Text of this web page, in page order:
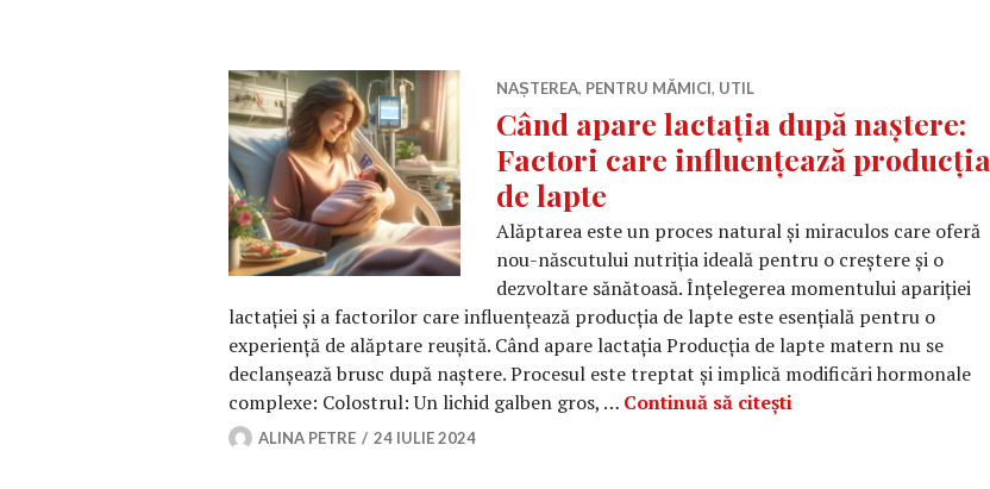
NAȘTEREA, PENTRU MĂMICI, UTIL
Când apare lactația după naștere:
Factori care influențează producția
de lapte
Alăptarea este un proces natural și miraculos care oferă
nou-născutului nutriția ideală pentru o creștere și o
dezvoltare sănătoasă. Înțelegerea momentului apariției
lactației și a factorilor care influențează producția de lapte este esențială pentru o
experiență de alăptare reușită. Când apare lactația Producția de lapte matern nu se
declanșează brusc după naștere. Procesul este treptat și implică modificări hormonale
complexe: Colostrul: Un lichid galben gros, … Continuă să citești
ALINA PETRE 24 IULIE 2024